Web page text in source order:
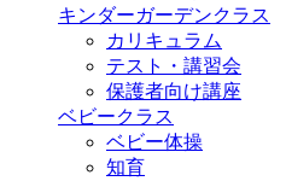
キンダーガーデンクラス
カリキュラム
テスト・講習会
保護者向け講座
ベビークラス
ベビー体操
知育